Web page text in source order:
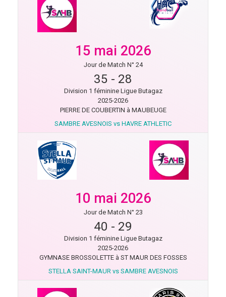
15 mai 2026
Jour de Match N° 24
35 - 28
Division 1 féminine Ligue Butagaz
2025-2026
PIERRE DE COUBERTIN à MAUBEUGE
SAMBRE AVESNOIS vs HAVRE ATHLETIC
10 mai 2026
Jour de Match N° 23
40 - 29
Division 1 féminine Ligue Butagaz
2025-2026
GYMNASE BROSSOLETTE à ST MAUR DES FOSSES
STELLA SAINT-MAUR vs SAMBRE AVESNOIS